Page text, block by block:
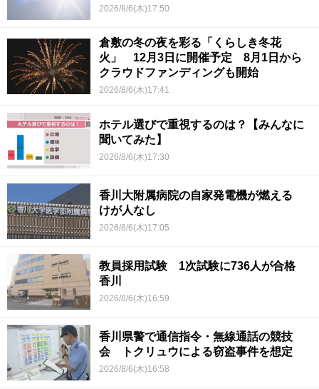
2026/8/6(木)17:50
倉敷の冬の夜を彩る「くらしき冬花
火」 12月3日に開催予定 8月1日から
クラウドファンディングも開始
2026/8/6(木)17:41
ホテル選びで重視するのは？【みんなに
聞いてみた】
2026/8/6(木)17:30
香川大附属病院の自家発電機が燃える
けが人なし
2026/8/6(木)17:05
教員採用試験 1次試験に736人が合格
香川
2026/8/6(木)16:59
香川県警で通信指令・無線通話の競技
会 トクリュウによる窃盗事件を想定
2026/8/6(木)16:58